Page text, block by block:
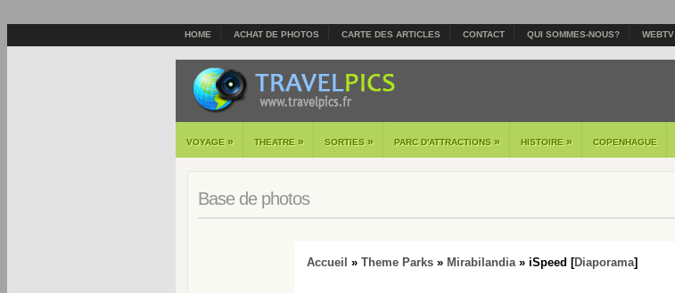
HOME ACHAT DE PHOTOS CARTE DES ARTICLES CONTACT QUI SOMMES-NOUS? WEBTV
VOYAGE » THEATRE » SORTIES » PARC D'ATTRACTIONS » HISTOIRE » COPENHAGUE
Base de photos
Accueil » Theme Parks» Mirabilandia» iSpeed [Diaporama]